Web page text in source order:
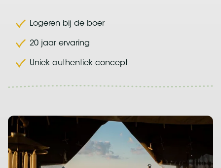
Logeren bij de boer
20 jaar ervaring
Uniek authentiek concept